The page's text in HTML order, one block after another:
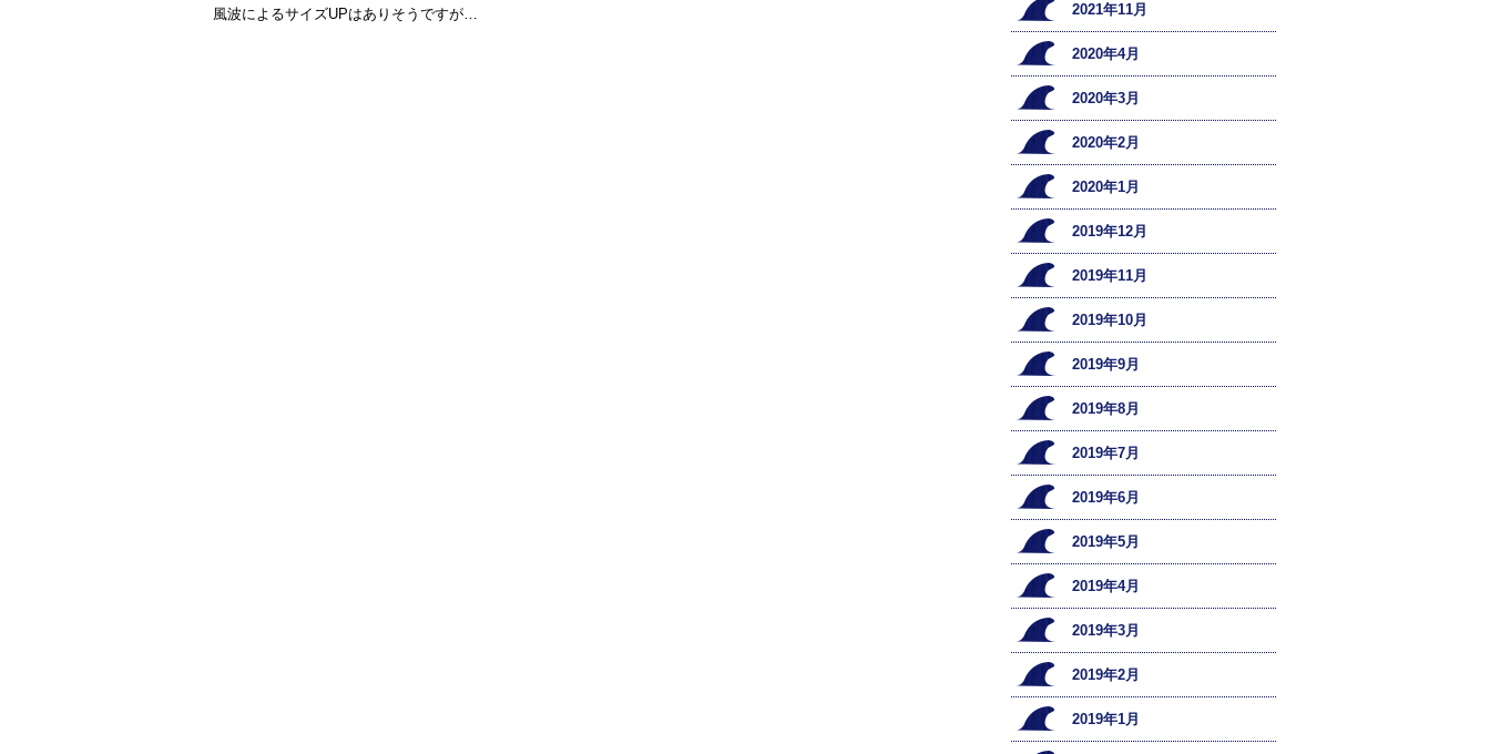
風波によるサイズUPはありそうですが… 2021年11月
2020年4月
2020年3月
2020年2月
2020年1月
2019年12月
2019年11月
2019年10月
2019年9月
2019年8月
2019年7月
2019年6月
2019年5月
2019年4月
2019年3月
2019年2月
2019年1月